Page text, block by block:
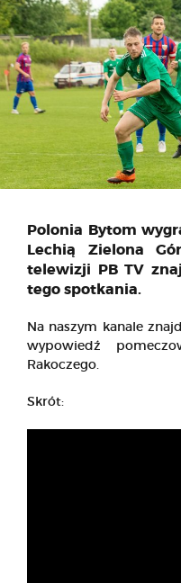
Polonia Bytom
Lechią Zielona
telewizji PB TV
tego spotkania.
Na naszym kanale
wypowiedź
Rakoczego.
Skrót: